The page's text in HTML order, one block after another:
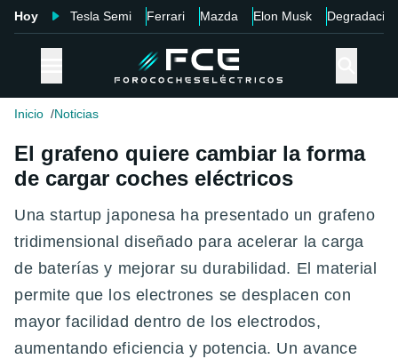
Hoy Tesla Semi Ferrari Mazda Elon Musk Degradación
Inicio Noticias
El grafeno quiere cambiar la forma
de cargar coches eléctricos
Una startup japonesa ha presentado un grafeno
tridimensional diseñado para acelerar la carga
de baterías y mejorar su durabilidad. El material
permite que los electrones se desplacen con
mayor facilidad dentro de los electrodos,
aumentando eficiencia y potencia. Un avance